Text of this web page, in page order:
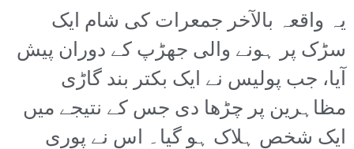
یہ واقعہ بالآخر جمعرات کی شام ایک
سڑک پر ہونے والی جھڑپ کے دوران پیش
آیا، جب پولیس نے ایک بکتر بند گاڑی
مظاہرین پر چڑھا دی جس کے نتیجے میں
ایک شخص ہلاک ہو گیا۔ اس نے پوری